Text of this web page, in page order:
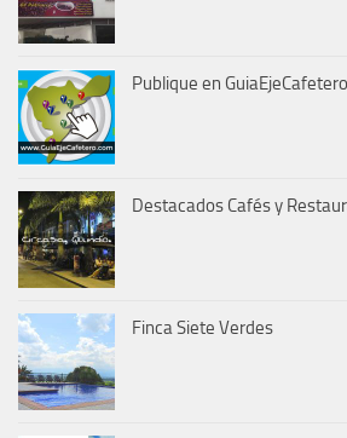
Publique en
Destacados Cafés y
Finca Siete Verdes